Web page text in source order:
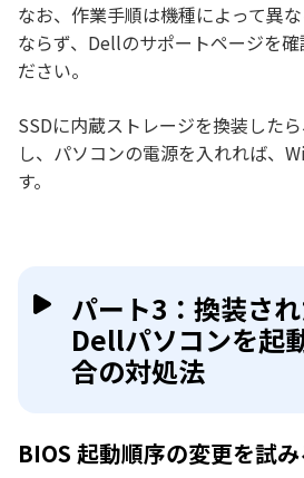
なお、作業手順は機種によって異
ならず、Dellのサポートページを
ださい。
SSDに内蔵ストレージを換装した
し、パソコンの電源を入れれば、
す。
パート3：換装さ
Dellパソコンを起
合の対処法
BIOS 起動順序の変更を試み